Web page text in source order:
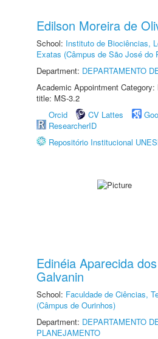
Edilson Moreira de
School: Instituto de Biociências,
Exatas (Câmpus de São José do
Department: DEPARTAMENTO
Academic Appointment
title: MS-3.2
Orcid
CV Lattes
ResearcherID
Repositório Institucional
Edinéia Aparecida
Galvanin
School: Faculdade de Ciências,
(Câmpus de Ourinhos)
Department: DEPARTAMENTO
PLANEJAMENTO